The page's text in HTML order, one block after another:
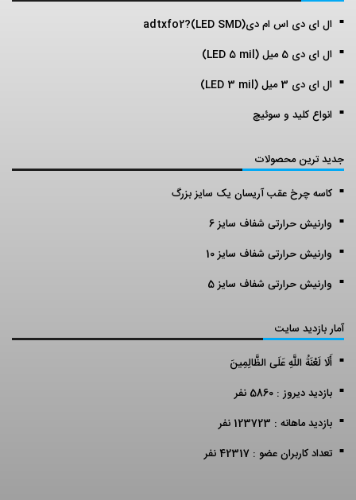
ال ای دی اس ام دی(LED SMD)?adtxfo2
ال ای دی 5 میل (LED 5 mil)
ال ای دی 3 میل (LED 3 mil)
انواع کلید و سوئیچ
جدید ترین محصولات
کاسه چرخ عقب آریسان یک سایز بزرگ
وارنیش حرارتی شفاف سایز 6
وارنیش حرارتی شفاف سایز 10
وارنیش حرارتی شفاف سایز 5
آمار بازدید سایت
أَلَا لَعْنَةُ اللَّهِ عَلَى الظَّالِمِينَ
بازدید دیروز : 5860 نفر
بازدید ماهانه : 123723 نفر
تعداد کاربران عضو : 42317 نفر